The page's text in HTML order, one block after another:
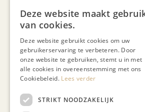
KUNST &
keer op rij
Maastricht
KUNST &
Deze website maakt
van cookies.
Deze website gebruikt cookies om uw
gebruikerservaring te verbeteren. Door
onze website te gebruiken, stemt u in met
alle cookies in overeenstemming met ons
Cookiebeleid. Lees verder
STRIKT NOODZAKELIJK